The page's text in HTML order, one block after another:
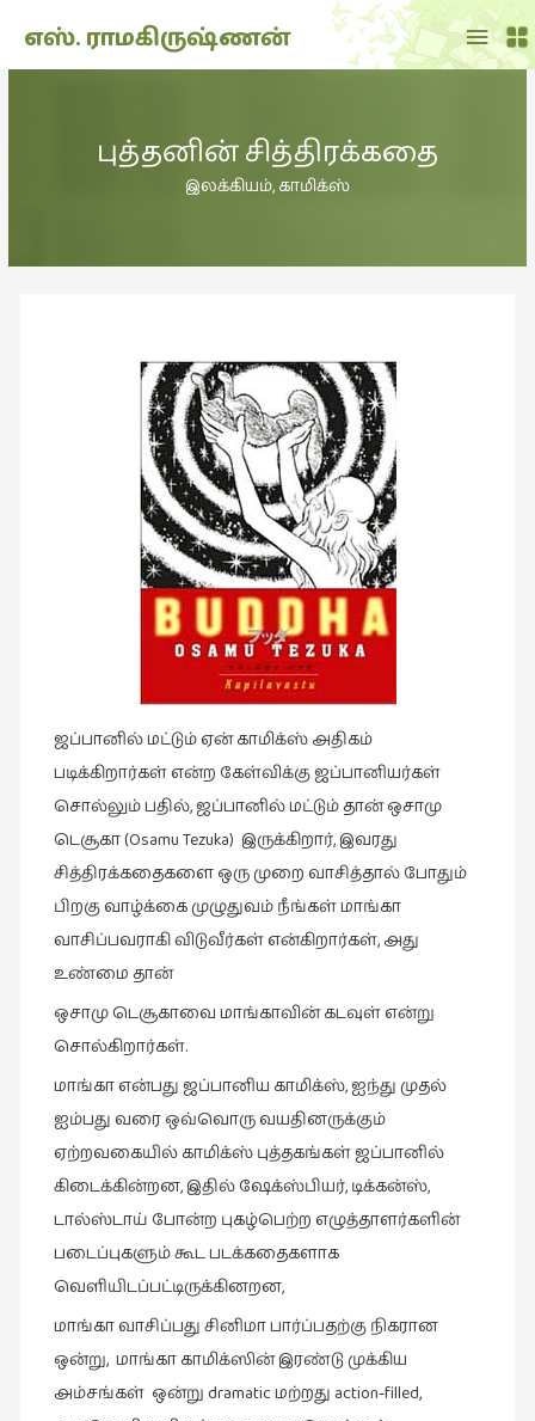
இலக்கியம்
இயற்கை
இலக்கியம்
கவிதை
இலக்கியப்
பேருரைகள்
ஊடகம்
எனக்குப்
பிடித்த
கதைகள்
எனது
எஸ். ராமகிருஷ்ணன்
Main
Menu
புத்தனின் சித்திரக்கதை
இலக்கியம்,காமிக்ஸ்
ஜப்பானில் மட்டும் ஏன் காமிக்ஸ் அதிகம்
படிக்கிறார்கள் என்ற கேள்விக்கு ஜப்பானியர்கள்
சொல்லும் பதில், ஜப்பானில் மட்டும் தான் ஒசாமு
டெசூகா (Osamu Tezuka) இருக்கிறார், இவரது
சித்திரக்கதைகளை ஒரு முறை வாசித்தால் போதும்
பிறகு வாழ்க்கை முழுதுவம் நீங்கள் மாங்கா
வாசிப்பவராகி விடுவீர்கள் என்கிறார்கள், அது
உண்மை தான்
ஒசாமு டெசூகாவை மாங்காவின் கடவுள் என்று
சொல்கிறார்கள்.
மாங்கா என்பது ஜப்பானிய காமிக்ஸ், ஐந்து முதல்
ஐம்பது வரை ஒவ்வொரு வயதினருக்கும்
ஏற்றவகையில் காமிக்ஸ் புத்தகங்கள் ஜப்பானில்
கிடைக்கின்றன, இதில் ஷேக்ஸ்பியர், டிக்கன்ஸ்,
டால்ஸ்டாய் போன்ற புகழ்பெற்ற எழுத்தாளர்களின்
படைப்புகளும் கூட படக்கதைகளாக
வெளியிடப்பட்டிருக்கினறன,
மாங்கா வாசிப்பது சினிமா பார்ப்பதற்கு நிகரான
ஒன்று, மாங்கா காமிக்ஸின் இரண்டு முக்கிய
அம்சங்கள் ஒன்று dramatic மற்றது action-filled,